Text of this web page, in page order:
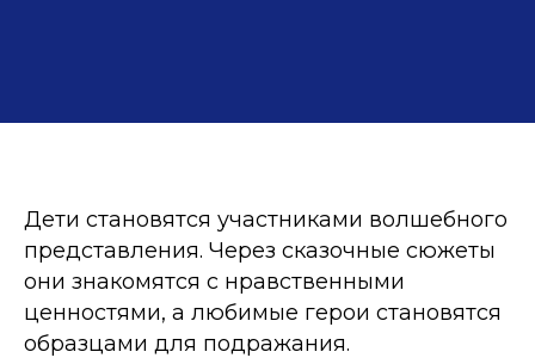
Дети становятся участниками волшебного
представления. Через сказочные сюжеты
они знакомятся с нравственными
ценностями, а любимые герои становятся
образцами для подражания.